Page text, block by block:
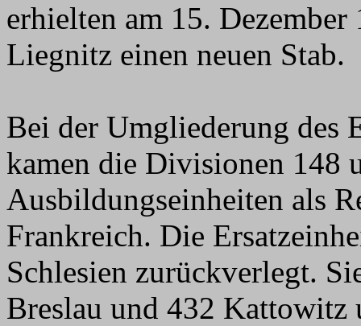
erhielten am 15.
Liegnitz einen neuen Stab.
Bei der Umgliederung des
kamen die Divisionen 148
Ausbildungseinheiten als
Frankreich. Die
Schlesien zurückverlegt.
Breslau und 432 Kattowitz